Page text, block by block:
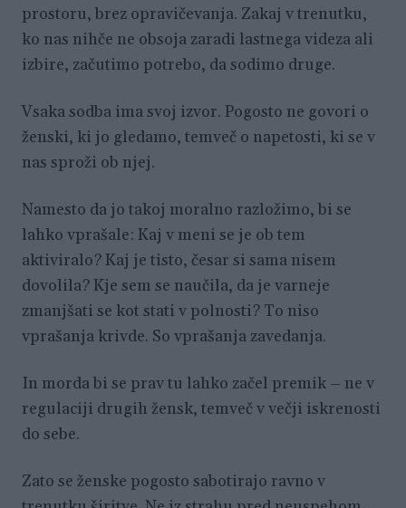
prostoru, brez opravičevanja. Zakaj v trenutku,
ko nas nihče ne obsoja zaradi lastnega videza ali
izbire, začutimo potrebo, da sodimo druge.
Vsaka sodba ima svoj izvor. Pogosto ne govori o
ženski, ki jo gledamo, temveč o napetosti, ki se v
nas sproži ob njej.
Namesto da jo takoj moralno razložimo, bi se
lahko vprašale: Kaj v meni se je ob tem
aktiviralo? Kaj je tisto, česar si sama nisem
dovolila? Kje sem se naučila, da je varneje
zmanjšati se kot stati v polnosti? To niso
vprašanja krivde. So vprašanja zavedanja.
In morda bi se prav tu lahko začel premik – ne v
regulaciji drugih žensk, temveč v večji iskrenosti
do sebe.
Zato se ženske pogosto sabotirajo ravno v